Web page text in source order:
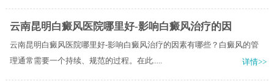
云南昆明白癜风医院哪里好-影响白癜风治疗的因
云南昆明白癜风医院哪里好-影响白癜风治疗的因素有哪些？白癜风的管
理通常需要一个持续、规范的过程。在此.....
详情>>